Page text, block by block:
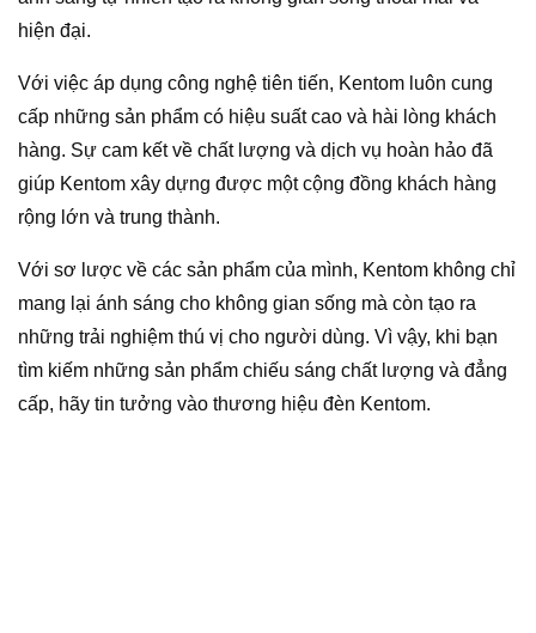
hiện đại.
Với việc áp dụng công nghệ tiên tiến, Kentom luôn cung
cấp những sản phẩm có hiệu suất cao và hài lòng khách
hàng. Sự cam kết về chất lượng và dịch vụ hoàn hảo đã
giúp Kentom xây dựng được một cộng đồng khách hàng
rộng lớn và trung thành.
Với sơ lược về các sản phẩm của mình, Kentom không chỉ
mang lại ánh sáng cho không gian sống mà còn tạo ra
những trải nghiệm thú vị cho người dùng. Vì vậy, khi bạn
tìm kiếm những sản phẩm chiếu sáng chất lượng và đẳng
cấp, hãy tin tưởng vào thương hiệu đèn Kentom.